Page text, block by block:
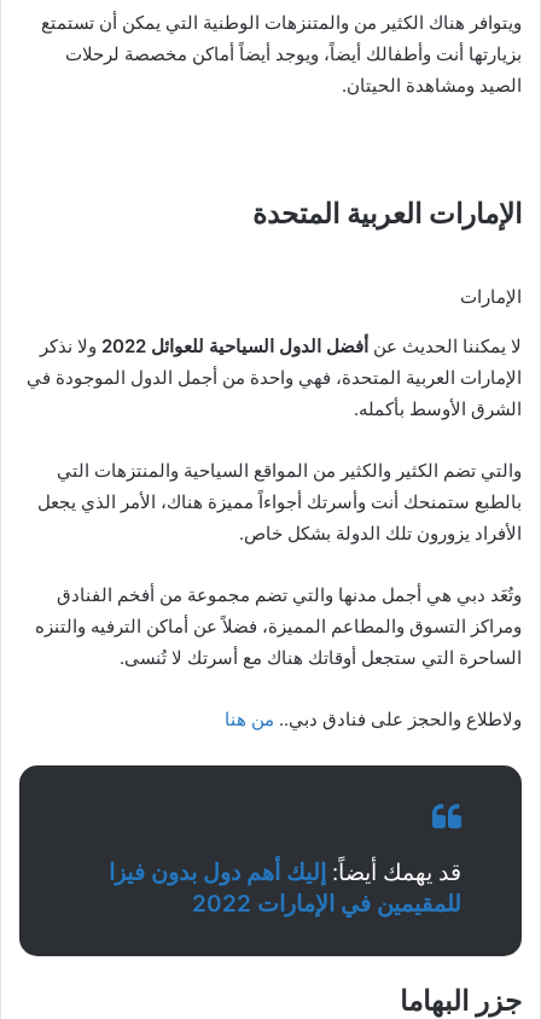
ويتوافر هناك الكثير من والمتنزهات الوطنية التي يمكن أن تستمتع
بزيارتها أنت وأطفالك أيضاً، ويوجد أيضاً أماكن مخصصة لرحلات
الصيد ومشاهدة الحيتان.
الإمارات العربية المتحدة
الإمارات
لا يمكننا الحديث عن أفضل الدول السياحية للعوائل 2022
ولا نذكر
الإمارات العربية المتحدة، فهي واحدة من أجمل الدول الموجودة في
الشرق الأوسط بأكمله.
والتي تضم الكثير والكثير من المواقع السياحية والمنتزهات التي
بالطبع ستمنحك أنت وأسرتك أجواءاً مميزة هناك، الأمر الذي يجعل
الأفراد يزورون تلك الدولة بشكل خاص.
وتُعَد دبي هي أجمل مدنها والتي تضم مجموعة من أفخم الفنادق
ومراكز التسوق والمطاعم المميزة، فضلاً عن أماكن الترفيه والتنزه
الساحرة التي ستجعل أوقاتك هناك مع أسرتك لا تُنسى.
ولاطلاع والحجز على فنادق دبي.. من هنا
قد يهمك أيضاً: إليك أهم دول بدون فيزا
للمقيمين في الإمارات 2022
جزر البهاما